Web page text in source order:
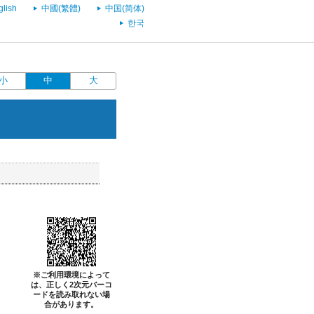
中國(繁體)
中国(简体)
한국
中 大
※ご利用環境によって
は、正しく2次元バーコ
ードを読み取れない場
合があります。